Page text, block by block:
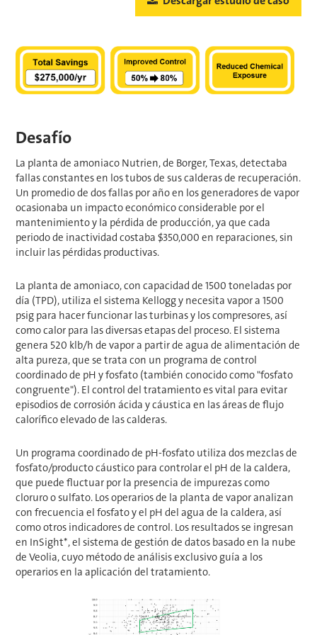
Desafío
La planta de amoniaco Nutrien, de Borger, Texas, detectaba
fallas constantes en los tubos de sus calderas de recuperación.
Un promedio de dos fallas por año en los generadores de vapor
ocasionaba un impacto económico considerable por el
mantenimiento y la pérdida de producción, ya que cada
periodo de inactividad costaba $350,000 en reparaciones, sin
incluir las pérdidas productivas.
La planta de amoniaco, con capacidad de 1500 toneladas por
día (TPD), utiliza el sistema Kellogg y necesita vapor a 1500
psig para hacer funcionar las turbinas y los compresores, así
como calor para las diversas etapas del proceso. El sistema
genera 520 klb/h de vapor a partir de agua de alimentación de
alta pureza, que se trata con un programa de control
coordinado de pH y fosfato (también conocido como "fosfato
congruente"). El control del tratamiento es vital para evitar
episodios de corrosión ácida y cáustica en las áreas de flujo
calorífico elevado de las calderas.
Un programa coordinado de pH-fosfato utiliza dos mezclas de
fosfato/producto cáustico para controlar el pH de la caldera,
que puede fluctuar por la presencia de impurezas como
cloruro o sulfato. Los operarios de la planta de vapor analizan
con frecuencia el fosfato y el pH del agua de la caldera, así
como otros indicadores de control. Los resultados se ingresan
en InSight*, el sistema de gestión de datos basado en la nube
de Veolia, cuyo método de análisis exclusivo guía a los
operarios en la aplicación del tratamiento.